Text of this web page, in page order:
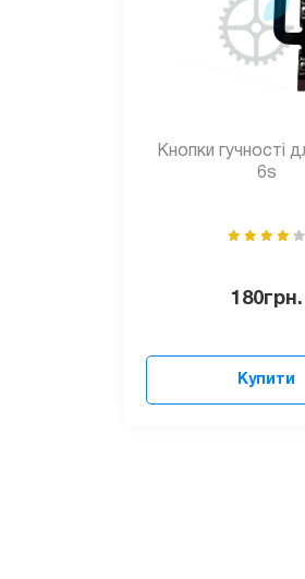
Кнопки гучності
6s
180грн.
Купити